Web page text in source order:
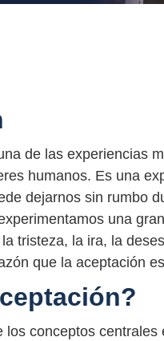
de las experiencias
humanos. Es una
dejarnos sin rumbo
una
tristeza, la ira, la
que la aceptación
los conceptos